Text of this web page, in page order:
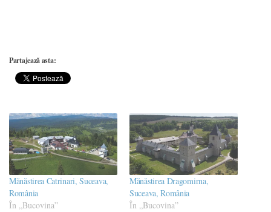
Partajează asta:
Mănăstirea Catrinari, Suceava,
România
În „Bucovina”
Mănăstirea Dragomirna,
Suceava, România
În „Bucovina”